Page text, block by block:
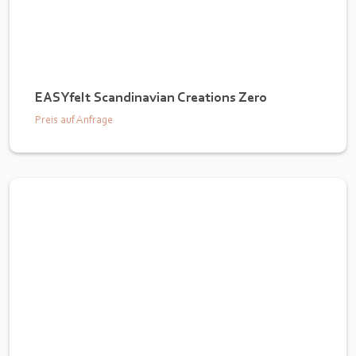
EASYfelt Scandinavian Creations Zero
Preis auf Anfrage